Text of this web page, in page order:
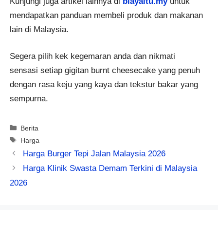
mendapatkan panduan membeli produk dan makanan
lain di Malaysia.
Segera pilih kek kegemaran anda dan nikmati
sensasi setiap gigitan burnt cheesecake yang penuh
dengan rasa keju yang kaya dan tekstur bakar yang
sempurna.
Categories
Berita
Tags
Harga
Harga Burger Tepi Jalan Malaysia 2026
Harga Klinik Swasta Demam Terkini di Malaysia
2026